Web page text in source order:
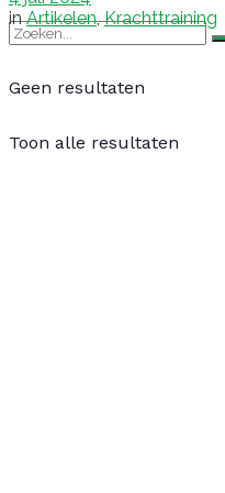
Geen resultaten
Toon alle resultaten
in Artikelen,Krachttraining